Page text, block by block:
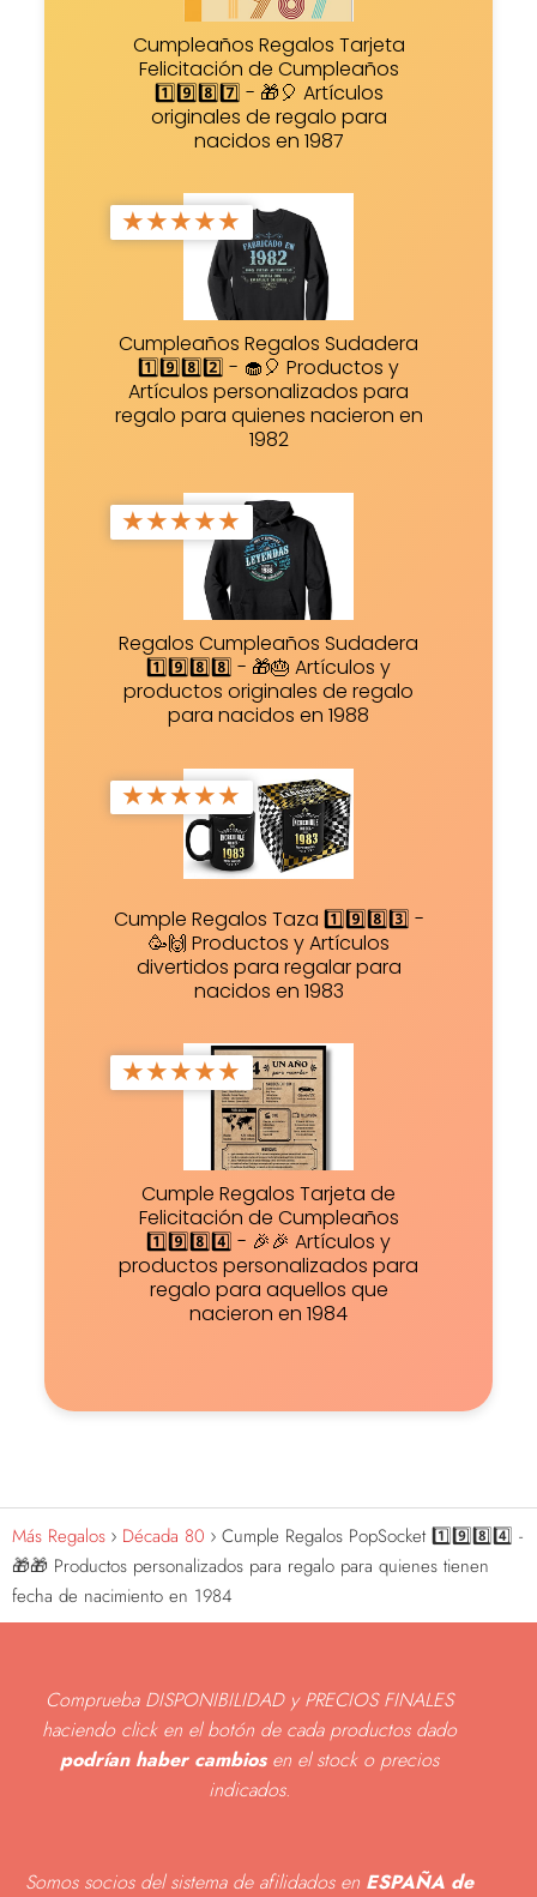
Cumpleaños Regalos Tarjeta
Felicitación de Cumpleaños
1️⃣9️⃣8️⃣7️⃣ - 🎁🎈 Artículos
originales de regalo para
nacidos en 1987
★★★★★
Cumpleaños Regalos Sudadera
1️⃣9️⃣8️⃣2️⃣ - 🧁🎈 Productos y
Artículos personalizados para
regalo para quienes nacieron en
1982
★★★★★
Regalos Cumpleaños Sudadera
1️⃣9️⃣8️⃣8️⃣ - 🎁🎂 Artículos y
productos originales de regalo
para nacidos en 1988
★★★★★
Cumple Regalos Taza 1️⃣9️⃣8️⃣3️⃣ -
🥳🙌 Productos y Artículos
divertidos para regalar para
nacidos en 1983
★★★★★
Cumple Regalos Tarjeta de
Felicitación de Cumpleaños
1️⃣9️⃣8️⃣4️⃣ - 🎉🎉 Artículos y
productos personalizados para
regalo para aquellos que
nacieron en 1984
Más Regalos Década 80
Cumple Regalos PopSocket 1️⃣9️⃣8️⃣4️⃣ -
🎁🎁 Productos personalizados para regalo para quienes tienen
fecha de nacimiento en 1984
Comprueba DISPONIBILIDAD y PRECIOS FINALES
haciendo click en el botón de cada productos dado
podrían haber cambiosen el stock o precios
indicados.
Somos socios del sistema de afilidados en ESPAÑA de